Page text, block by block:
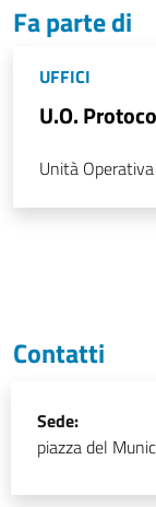
Fa parte di
UFFICI
U.O.
Unità
Contatti
Sede:
piazza del